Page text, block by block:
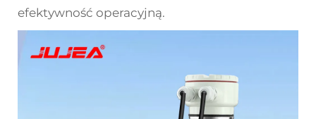
efektywność operacyjną.